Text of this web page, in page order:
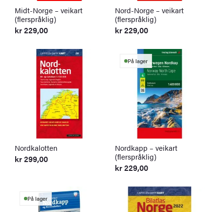
Midt-Norge – veikart
(flerspråklig)
kr229,00
Nord-Norge – veikart
(flerspråklig)
kr229,00
Nordkalotten
kr299,00
På lager
Nordkapp – veikart
(flerspråklig)
kr229,00
På lager